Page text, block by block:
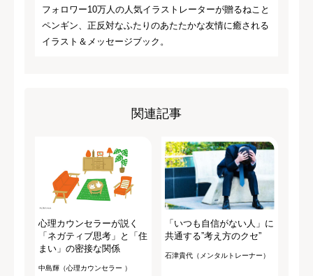
フォロワー10万人の人気イラストレーターが贈るねこと
ペンギン、正反対なふたりのあたたかな友情に癒される
イラスト＆メッセージブック。
関連記事
心理カウンセラーが説く
「ネガティブ思考」と「住
まい」の密接な関係
中島輝（心理カウンセラー ）
「いつも自信がない人」に
共通する”考え方のクセ”
石津貴代（メンタルトレーナー）